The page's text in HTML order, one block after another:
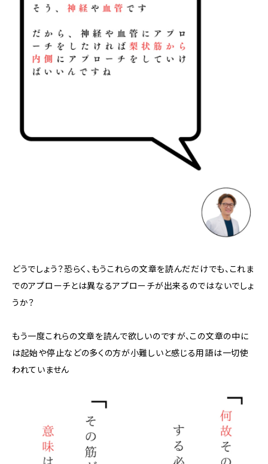
どうでしょう？恐らく、もうこれらの文章を読んだだけでも、これま
でのアプローチとは異なるアプローチが出来るのではないでしょ
うか？
もう一度これらの文章を読んで欲しいのですが、この文章の中に
は起始や停止などの多くの方が小難しいと感じる用語は一切使
われていません